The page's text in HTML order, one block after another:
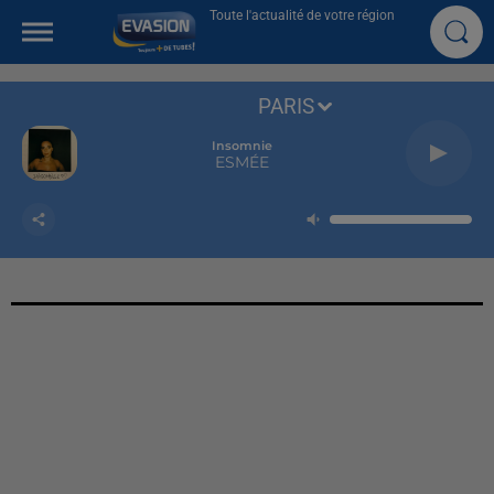
Toute l'actualité de votre région
Insomnie
ESMÉE
PARIS